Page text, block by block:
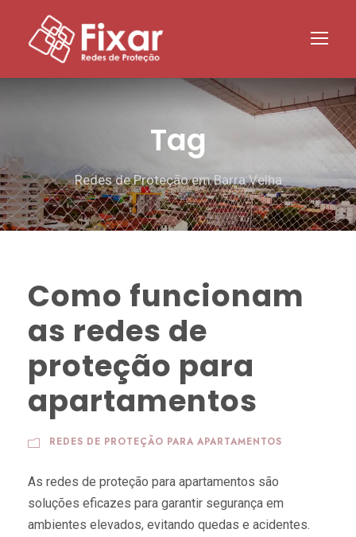
Tag
Redes de Proteção em Barra Velha
Como funcionam
as redes de
proteção para
apartamentos
REDES DE PROTEÇÃO PARA APARTAMENTOS
As redes de proteção para apartamentos são
soluções eficazes para garantir segurança em
ambientes elevados, evitando quedas e acidentes.